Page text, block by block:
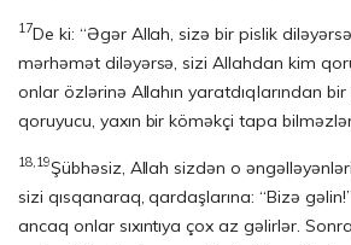
17De ki: “Əgər Allah, sizə bir pislik
mərhəmət diləyərsə, sizi Allahdan kim
onlar özlərinə Allahın yaratdıqlarından
qoruyucu, yaxın bir köməkçi tapa
18,19Şübhəsiz, Allah sizdən o
sizi qısqanaraq, qardaşlarına: “Bizə
ancaq onlar sıxıntıya çox az gəlirlər.